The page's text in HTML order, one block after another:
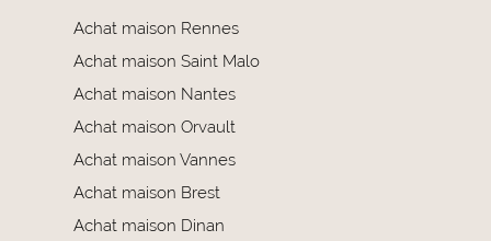
Achat maison Rennes
Achat maison Saint Malo
Achat maison Nantes
Achat maison Orvault
Achat maison Vannes
Achat maison Brest
Achat maison Dinan